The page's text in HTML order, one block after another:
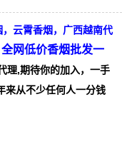
，云霄香烟，广西越南代
网低价香烟批发一
理,期待你的加入，一手
来从不少任何人一分钱